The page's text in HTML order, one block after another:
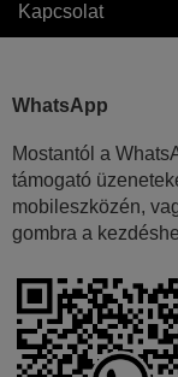
Kapcsolat
WhatsApp
Mostantól a
támogató
mobileszközén,
gombra a